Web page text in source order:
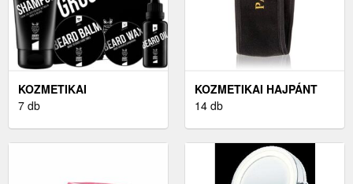
KOZMETIKAI
AJÁNDÉKDOBOZOK
7 db
KOZMETIKAI HAJPÁNT
14 db